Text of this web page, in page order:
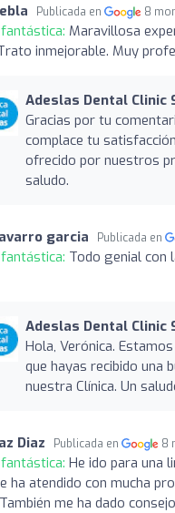
Publicada en 8
Maravillosa
inmejorable. Muy
Adeslas Dental Clinic
Gracias por tu
complace tu
ofrecido por nuestros
saludo.
garcia Publicada en
Todo genial con
Adeslas Dental Clinic
Hola, Verónica.
que hayas recibido una
nuestra Clínica. Un
Diaz Publicada en 8
He ido para una
ha atendido con mucha
me ha dado